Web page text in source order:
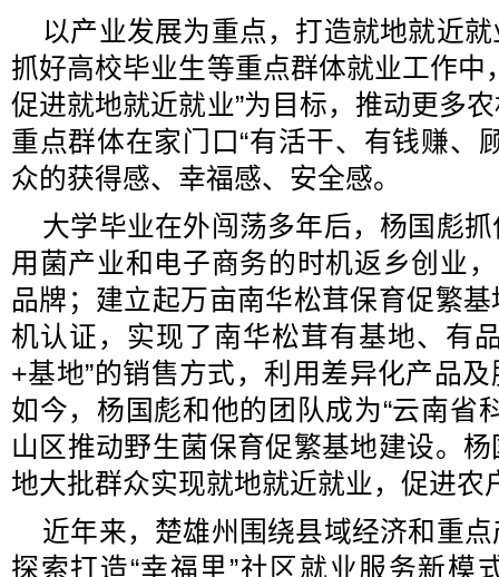
以产业发展为重点，打造就地就近
抓好高校毕业生等重点群体就业工作中
促进就地就近就业”为目标，推动更多
重点群体在家门口“有活干、有钱赚、
众的获得感、幸福感、安全感。
大学毕业在外闯荡多年后，杨国彪
用菌产业和电子商务的时机返乡创业
品牌；建立起万亩南华松茸保育促繁
机认证，实现了南华松茸有基地、有
+基地”的销售方式，利用差异化产品
如今，杨国彪和他的团队成为“云南省
山区推动野生菌保育促繁基地建设。
地大批群众实现就地就近就业，促进农
近年来，楚雄州围绕县域经济和重
探索打造“幸福里”社区就业服务新模